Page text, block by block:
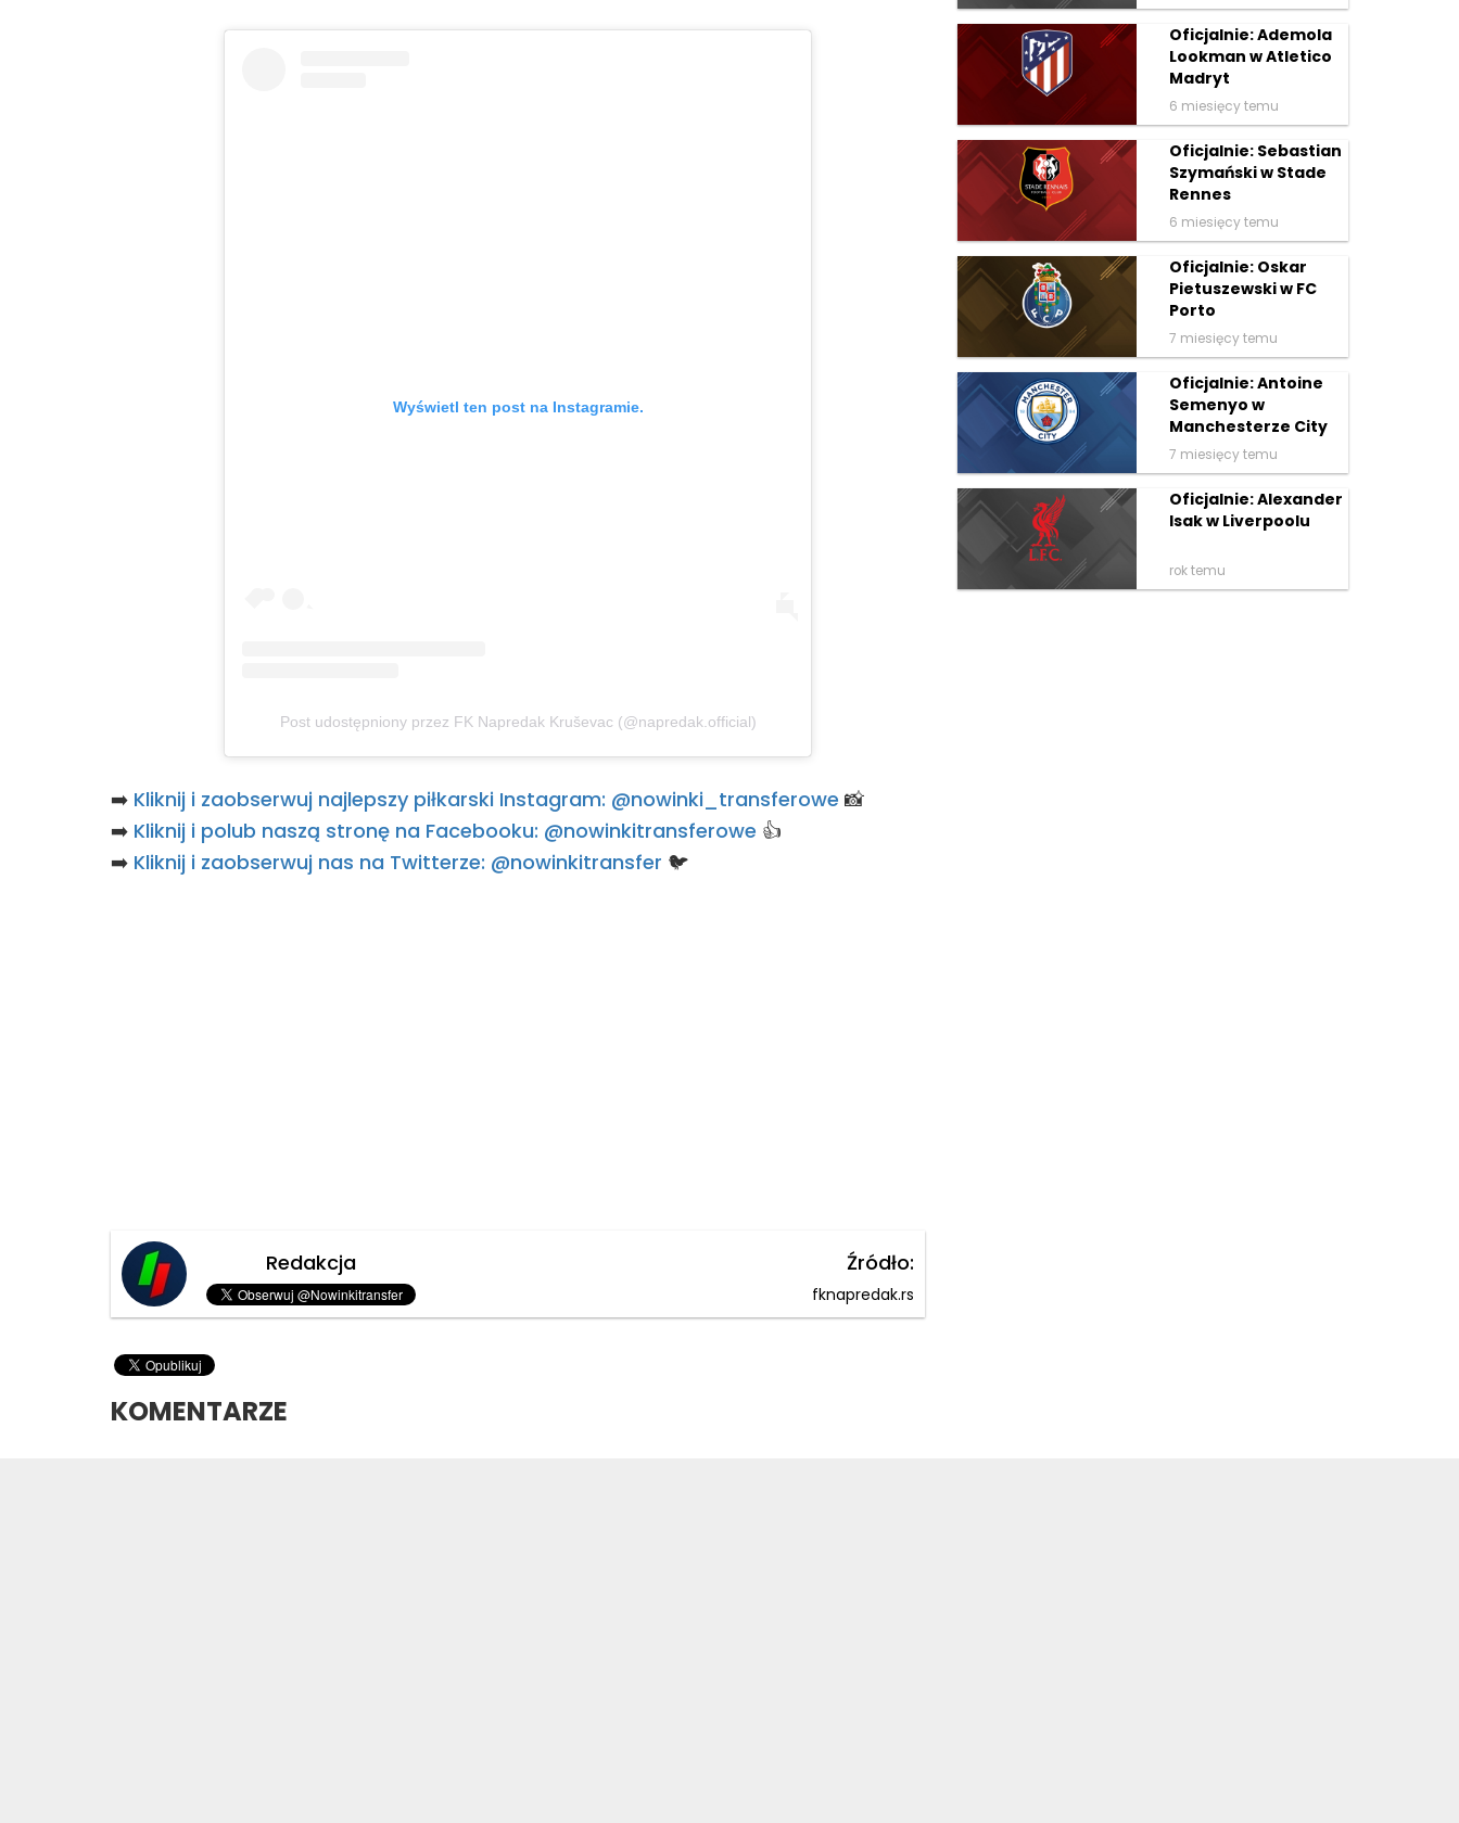
Wyświetl ten post na Instagramie.
Post udostępniony przez FK Napredak Kruševac (@napredak.official)
➡️ Kliknij i zaobserwuj najlepszy piłkarski Instagram: @nowinki_transferowe 📸
➡️ Kliknij i polub naszą stronę na Facebooku: @nowinkitransferowe 👍
➡️ Kliknij i zaobserwuj nas na Twitterze: @nowinkitransfer 🐦
Redakcja Źródło:
fknapredak.rs
KOMENTARZE
Oficjalnie: Ademola
Lookman w Atletico
Madryt
6 miesięcy temu
Oficjalnie: Sebastian
Szymański w Stade
Rennes
6 miesięcy temu
Oficjalnie: Oskar
Pietuszewski w FC
Porto
7 miesięcy temu
Oficjalnie: Antoine
Semenyo w
Manchesterze City
7 miesięcy temu
Oficjalnie: Alexander
Isak w Liverpoolu
rok temu